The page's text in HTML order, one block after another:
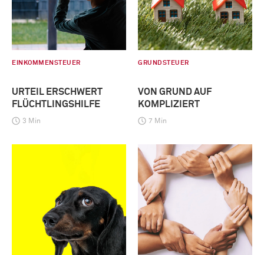
EINKOMMENSTEUER
URTEIL ERSCHWERT
FLÜCHTLINGSHILFE
3 Min
GRUNDSTEUER
VON GRUND AUF
KOMPLIZIERT
7 Min